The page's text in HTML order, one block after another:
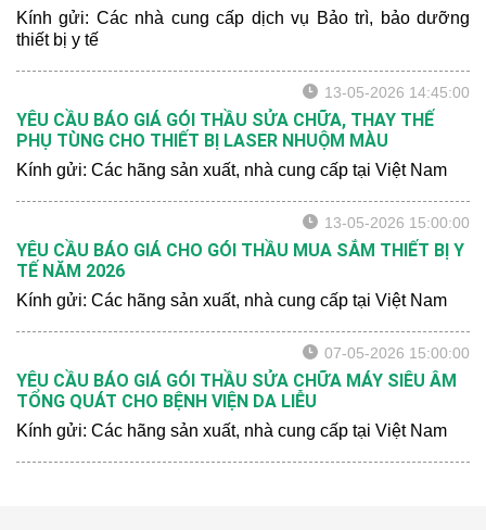
Kính gửi: Các nhà cung cấp dịch vụ Bảo trì, bảo dưỡng
thiết bị y tế
13-05-2026 14:45:00
YÊU CẦU BÁO GIÁ GÓI THẦU SỬA CHỮA, THAY THẾ
PHỤ TÙNG CHO THIẾT BỊ LASER NHUỘM MÀU
Kính gửi: Các hãng sản xuất, nhà cung cấp tại Việt Nam
13-05-2026 15:00:00
YÊU CẦU BÁO GIÁ CHO GÓI THẦU MUA SẮM THIẾT BỊ Y
TẾ NĂM 2026
Kính gửi: Các hãng sản xuất, nhà cung cấp tại Việt Nam
07-05-2026 15:00:00
YÊU CẦU BÁO GIÁ GÓI THẦU SỬA CHỮA MÁY SIÊU ÂM
TỔNG QUÁT CHO BỆNH VIỆN DA LIỄU
Kính gửi: Các hãng sản xuất, nhà cung cấp tại Việt Nam